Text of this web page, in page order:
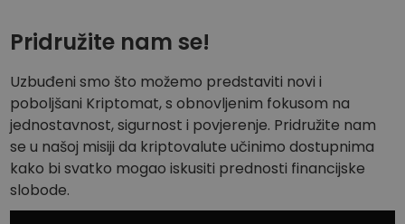
Pridružite nam se!
Uzbuđeni smo što možemo predstaviti novi i
poboljšani Kriptomat, s obnovljenim fokusom na
jednostavnost, sigurnost i povjerenje. Pridružite nam
se u našoj misiji da kriptovalute učinimo dostupnima
kako bi svatko mogao iskusiti prednosti financijske
slobode.